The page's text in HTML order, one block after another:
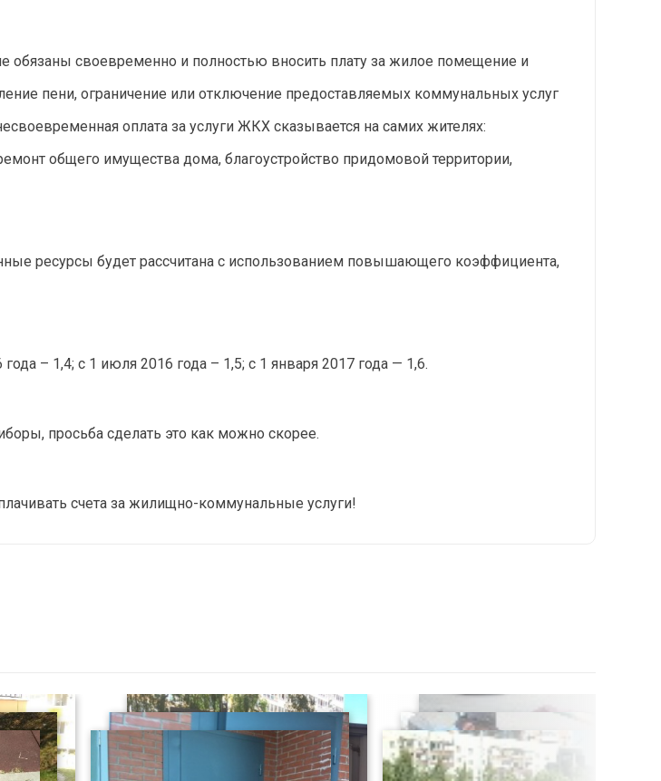
обязаны своевременно и полностью вносить плату за жилое помещение и
пени, ограничение или отключение предоставляемых коммунальных услуг
оплата за услуги ЖКХ сказывается на самих жителях:
общего имущества дома, благоустройство придомовой территории,
ресурсы будет рассчитана с использованием повышающего коэффициента,
– 1,4; с 1 июля 2016 года – 1,5; с 1 января 2017 года — 1,6.
просьба сделать это как можно скорее.
счета за жилищно-коммунальные услуги!